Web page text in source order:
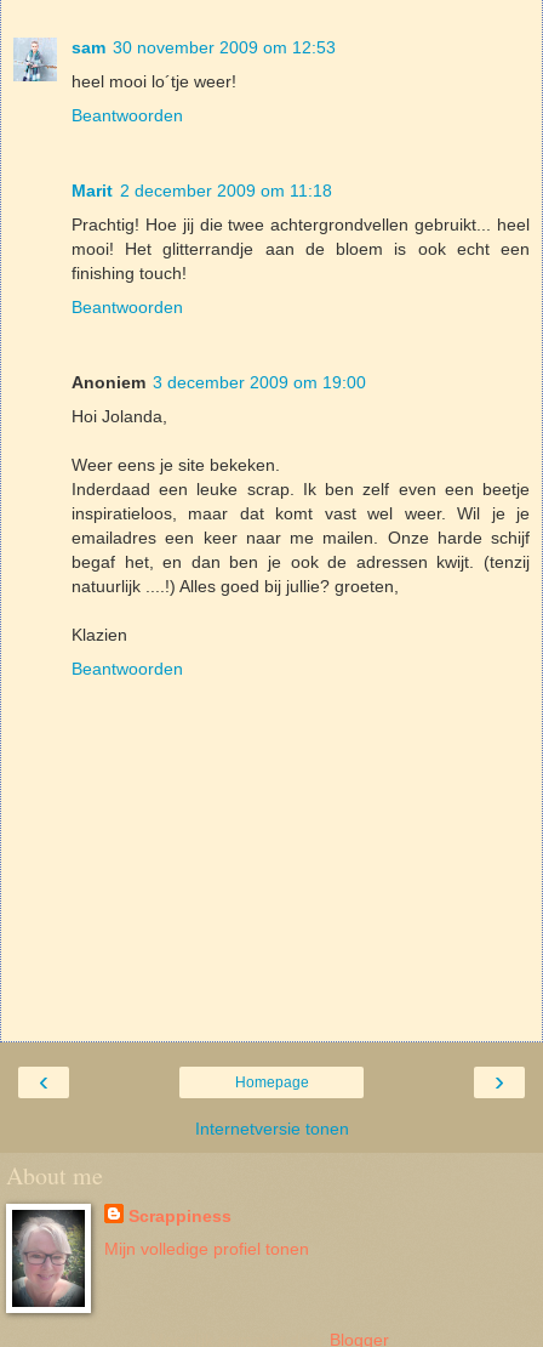
sam 30 november 2009 om 12:53
heel mooi lo´tje weer!
Beantwoorden
Marit 2 december 2009 om 11:18
Prachtig! Hoe jij die twee achtergrondvellen gebruikt... heel
mooi! Het glitterrandje aan de bloem is ook echt een
finishing touch!
Beantwoorden
Anoniem 3 december 2009 om 19:00
Hoi Jolanda,
Weer eens je site bekeken.
Inderdaad een leuke scrap. Ik ben zelf even een beetje
inspiratieloos, maar dat komt vast wel weer. Wil je je
emailadres een keer naar me mailen. Onze harde schijf
begaf het, en dan ben je ook de adressen kwijt. (tenzij
natuurlijk ....!) Alles goed bij jullie? groeten,
Klazien
Beantwoorden
‹ ›
Homepage
Internetversie tonen
About me
Scrappiness
Mijn volledige profiel tonen
Blogger.